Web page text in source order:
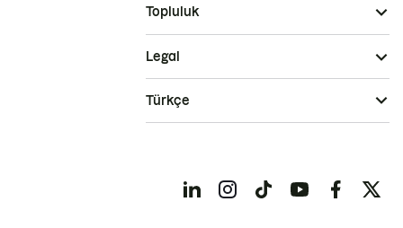
Topluluk
Legal
Türkçe